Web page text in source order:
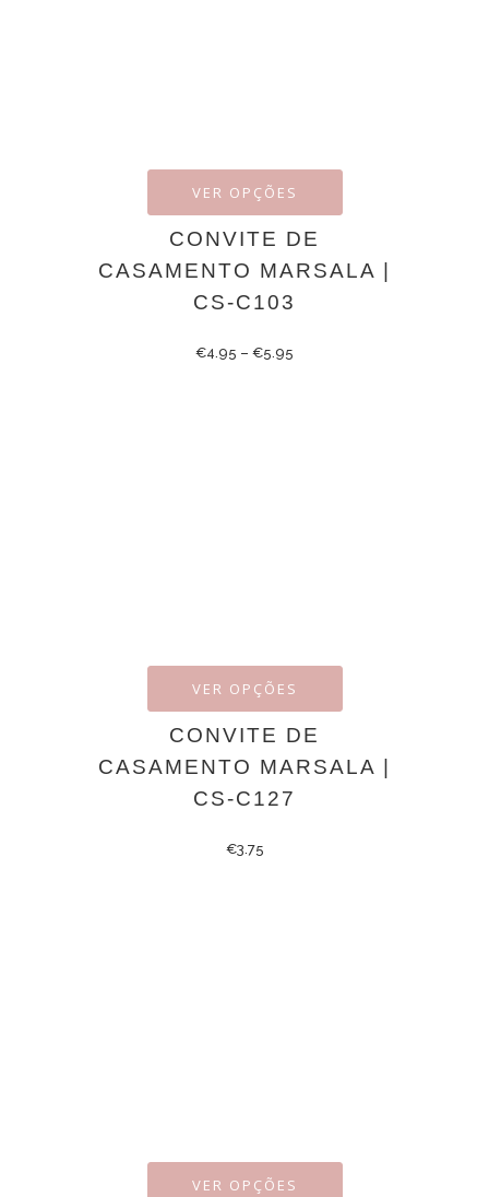
VER OPÇÕES
CONVITE DE
CASAMENTO MARSALA |
CS-C103
€4.95 – €5.95
VER OPÇÕES
CONVITE DE
CASAMENTO MARSALA |
CS-C127
€3.75
VER OPÇÕES